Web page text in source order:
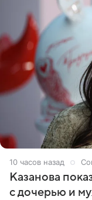
10 часов назад
Казанова
с дочерью и